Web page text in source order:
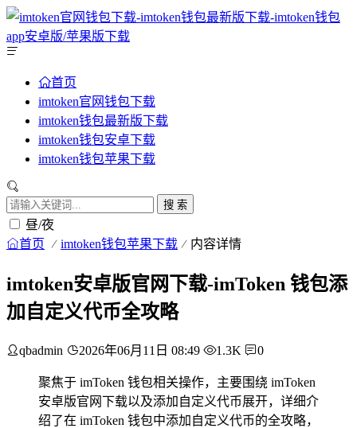
首页
imtoken官网钱包下载
imtoken钱包最新版下载
imtoken钱包安卓下载
imtoken钱包苹果下载
搜 索
昼/夜
首页 imtoken钱包苹果下载 内容详情
imtoken安卓版官网下载-imToken 钱包添
加自定义代币全攻略
qbadmin 2026年06月11日 08:49 1.3K 0
聚焦于 imToken 钱包相关操作，主要围绕 imToken
安卓版官网下载以及添加自定义代币展开，详细介
绍了在 imToken 钱包中添加自定义代币的全攻略，